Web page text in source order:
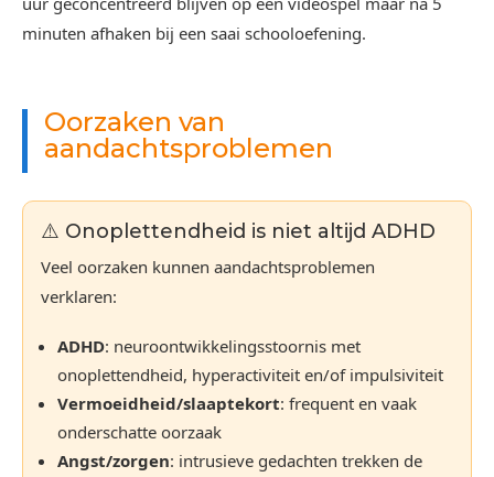
minuten afhaken bij een saai schooloefening.
Oorzaken van
aandachtsproblemen
⚠️ Onoplettendheid is niet altijd ADHD
Veel oorzaken kunnen aandachtsproblemen
verklaren:
ADHD: neuroontwikkelingsstoornis met
onoplettendheid, hyperactiviteit en/of impulsiviteit
Vermoeidheid/slaaptekort: frequent en vaak
onderschatte oorzaak
Angst/zorgen: intrusieve gedachten trekken de